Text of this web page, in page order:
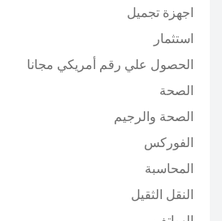
اجهزة تجميل
استثمار
الحصول علي رقم أمريكي مجانا
الصحة
الصحة والرجيم
الفوركس
المحاسبة
النقل الثقيل